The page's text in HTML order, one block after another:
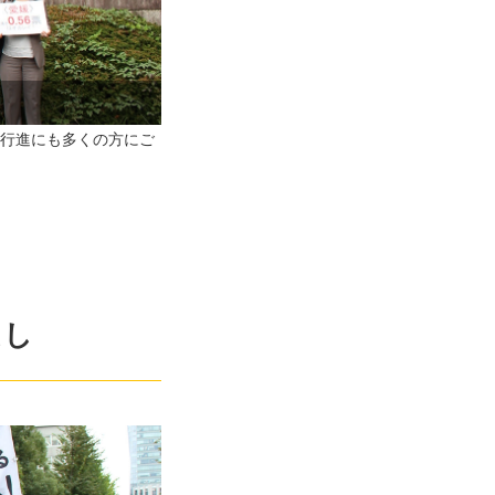
進にも多くの方にご